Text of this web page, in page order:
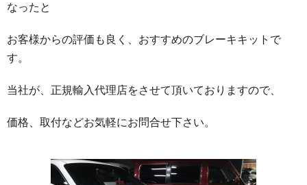
なったと
お客様からの評価も良く、おすすめのブレーキキットで
す。
当社が、正規輸入代理店をさせて頂いておりますので、
価格、取付などお気軽にお問合せ下さい。